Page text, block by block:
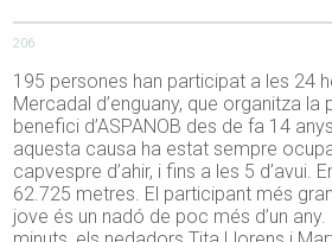
206
195 persones han participat a les 24
Mercadal d’enguany, que organitza la
benefici d’ASPANOB des de fa 14
aquesta causa ha estat sempre
capvespre d’ahir, i fins a les 5 d’avui.
62.725 metres. El participant més
jove és un nadó de poc més d’un